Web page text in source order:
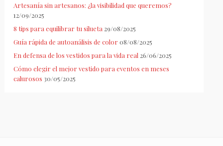
Artesanía sin artesanos: ¿la visibilidad que queremos?
12/09/2025
8 tips para equilibrar tu silueta 29/08/2025
Guía rápida de autoanálisis de color 08/08/2025
En defensa de los vestidos para la vida real 26/06/2025
Cómo elegir el mejor vestido para eventos en meses
calurosos 30/05/2025